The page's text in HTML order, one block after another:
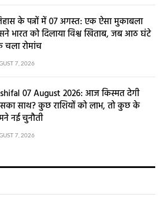
के पन्नों में 07 अगस्त: एक ऐसा मुकाबला
भारत को दिलाया विश्व खिताब, जब आठ घंटे
रोमांच
7, 2026
07 August 2026: आज किस्मत देगी
साथ? कुछ राशियों को लाभ, तो कुछ के
नई चुनौती
7, 2026